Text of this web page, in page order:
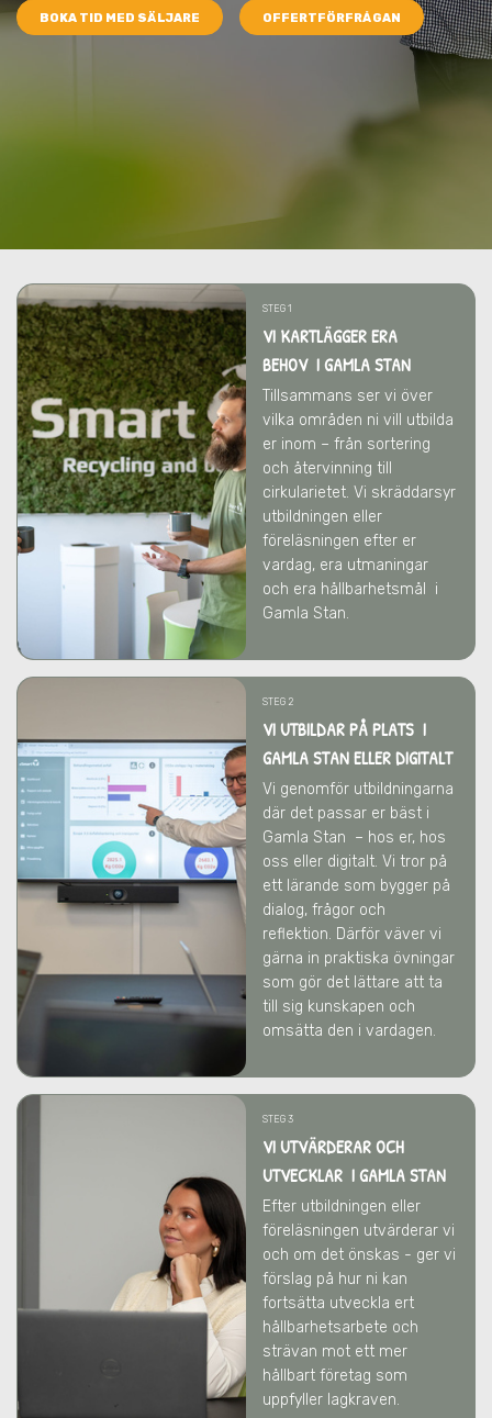
BOKA TID MED SÄLJARE OFFERTFÖRFRÅGAN
STEG 1
VI KARTLÄGGER ERA
BEHOV I GAMLA STAN
Tillsammans ser vi över
vilka områden ni vill utbilda
er inom – från sortering
och återvinning till
cirkularietet. Vi skräddarsyr
utbildningen eller
föreläsningen efter er
vardag, era utmaningar
och era hållbarhetsmål
i
Gamla Stan.
STEG 2
VI UTBILDAR PÅ PLATS I
GAMLA STAN ELLER DIGITALT
Vi genomför utbildningarna
där det passar er bäst i
Gamla Stan – hos er, hos
oss eller digitalt. Vi tror på
ett lärande som bygger på
dialog, frågor och
reflektion. Därför väver vi
gärna in praktiska övningar
som gör det lättare att ta
till sig kunskapen och
omsätta den i vardagen.
STEG 3
VI UTVÄRDERAR OCH
UTVECKLAR I GAMLA STAN
Efter utbildningen eller
föreläsningen utvärderar vi
och om det önskas - ger vi
förslag på hur ni kan
fortsätta utveckla ert
hållbarhetsarbete och
strävan mot ett mer
hållbart företag som
uppfyller lagkraven.